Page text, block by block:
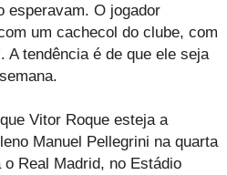
esperavam. O jogador
um cachecol do clube, com
A tendência é de que ele seja
Vitor Roque esteja a
Manuel Pellegrini na quarta
Real Madrid, no Estádio